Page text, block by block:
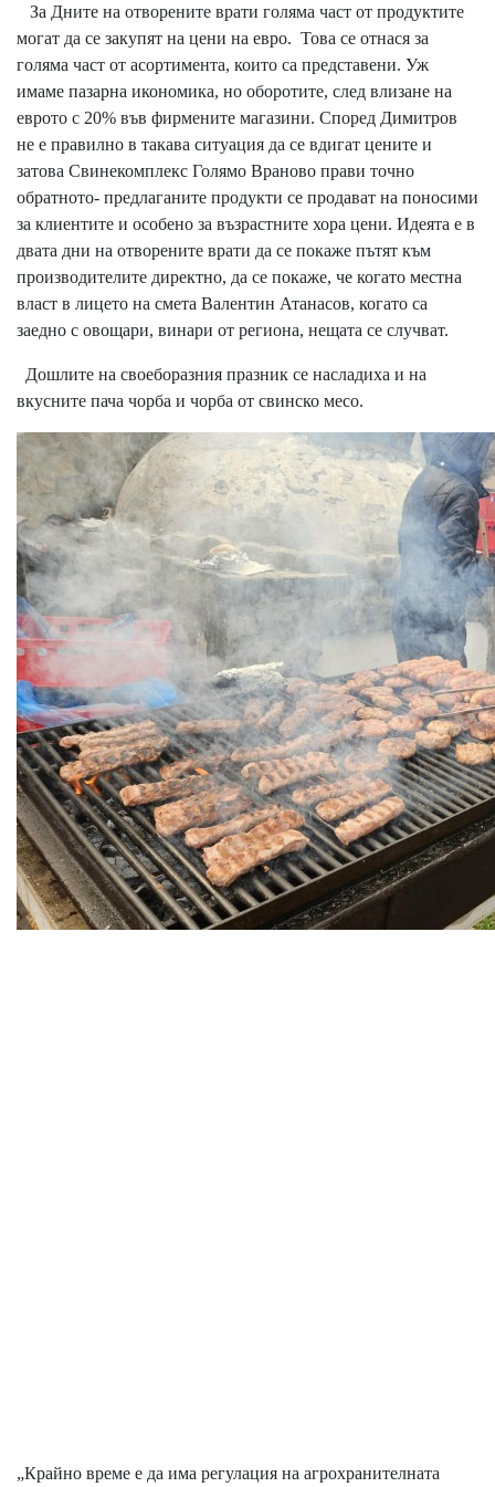
За Дните на отворените врати голяма част от продуктите
могат да се закупят на цени на евро. Това се отнася за
голяма част от асортимента, които са представени. Уж
имаме пазарна икономика, но оборотите, след влизане на
еврото с 20% във фирмените магазини. Според Димитров
не е правилно в такава ситуация да се вдигат цените и
затова Свинекомплекс Голямо Враново прави точно
обратното- предлаганите продукти се продават на поносими
за клиентите и особено за възрастните хора цени. Идеята е в
двата дни на отворените врати да се покаже пътят към
производителите директно, да се покаже, че когато местна
власт в лицето на смета Валентин Атанасов, когато са
заедно с овощари, винари от региона, нещата се случват.
Дошлите на своеборазния празник се насладиха и на
вкусните пача чорба и чорба от свинско месо.
„Крайно време е да има регулация на агрохранителната